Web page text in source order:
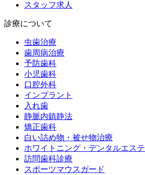
スタッフ求人
診療について
虫歯治療
歯周病治療
予防歯科
小児歯科
口腔外科
インプラント
入れ歯
静脈内鎮静法
矯正歯科
白い詰め物・被せ物治療
ホワイトニング・デンタルエステ
訪問歯科診療
スポーツマウスガード